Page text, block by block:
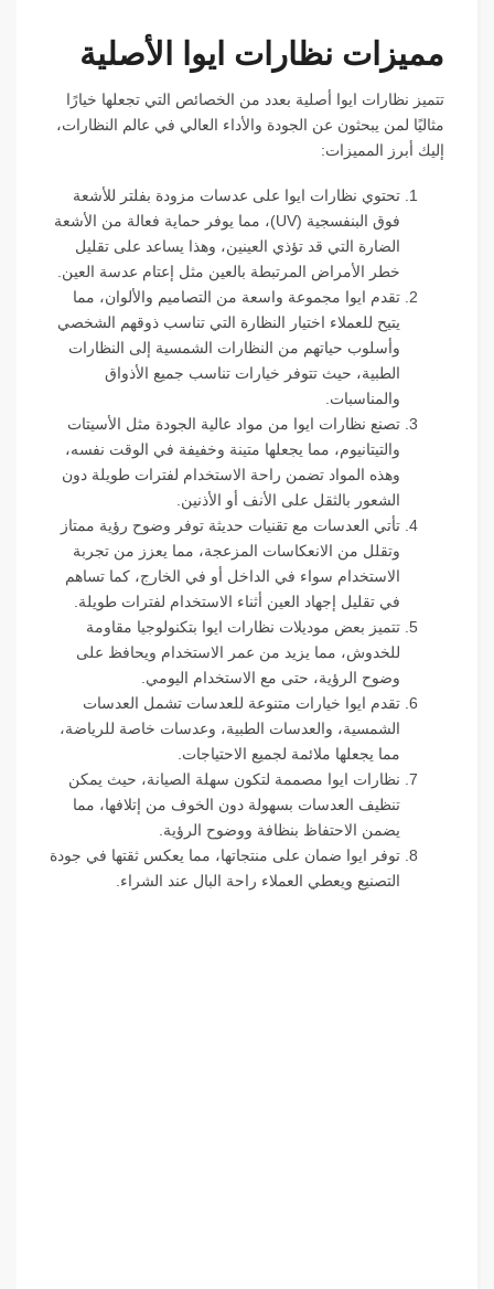
مميزات نظارات ايوا الأصلية
تتميز نظارات ايوا أصلية بعدد من الخصائص التي تجعلها خيارًا
مثاليًا لمن يبحثون عن الجودة والأداء العالي في عالم النظارات،
إليك أبرز المميزات:
تحتوي نظارات ايوا على عدسات مزودة بفلتر للأشعة
فوق البنفسجية (UV)، مما يوفر حماية فعالة من الأشعة
الضارة التي قد تؤذي العينين، وهذا يساعد على تقليل
خطر الأمراض المرتبطة بالعين مثل إعتام عدسة العين.
تقدم ايوا مجموعة واسعة من التصاميم والألوان، مما
يتيح للعملاء اختيار النظارة التي تناسب ذوقهم الشخصي
وأسلوب حياتهم من النظارات الشمسية إلى النظارات
الطبية، حيث تتوفر خيارات تناسب جميع الأذواق
والمناسبات.
تصنع نظارات ايوا من مواد عالية الجودة مثل الأسيتات
والتيتانيوم، مما يجعلها متينة وخفيفة في الوقت نفسه،
وهذه المواد تضمن راحة الاستخدام لفترات طويلة دون
الشعور بالثقل على الأنف أو الأذنين.
تأتي العدسات مع تقنيات حديثة توفر وضوح رؤية ممتاز
وتقلل من الانعكاسات المزعجة، مما يعزز من تجربة
الاستخدام سواء في الداخل أو في الخارج، كما تساهم
في تقليل إجهاد العين أثناء الاستخدام لفترات طويلة.
تتميز بعض موديلات نظارات ايوا بتكنولوجيا مقاومة
للخدوش، مما يزيد من عمر الاستخدام ويحافظ على
وضوح الرؤية، حتى مع الاستخدام اليومي.
تقدم ايوا خيارات متنوعة للعدسات تشمل العدسات
الشمسية، والعدسات الطبية، وعدسات خاصة للرياضة،
مما يجعلها ملائمة لجميع الاحتياجات.
نظارات ايوا مصممة لتكون سهلة الصيانة، حيث يمكن
تنظيف العدسات بسهولة دون الخوف من إتلافها، مما
يضمن الاحتفاظ بنظافة ووضوح الرؤية.
توفر ايوا ضمان على منتجاتها، مما يعكس ثقتها في جودة
التصنيع ويعطي العملاء راحة البال عند الشراء.